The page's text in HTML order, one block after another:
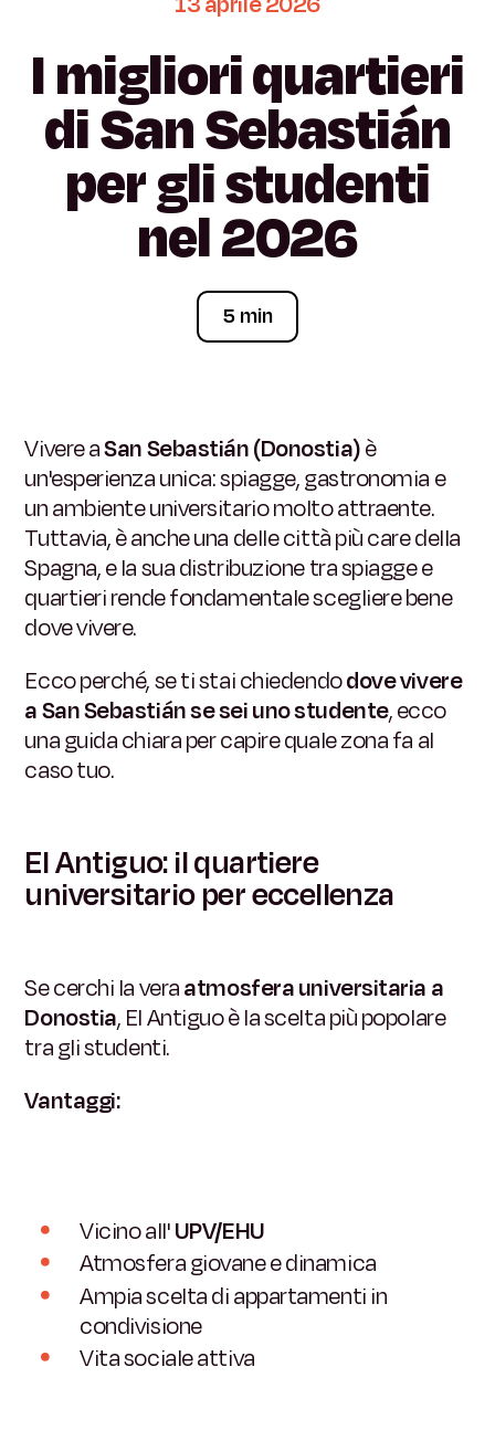
Imiglioriquartieri
diSanSebastián
perglistudenti
nel2026
5 min
Vivere aSan Sebastián (Donostia)è
un'esperienza unica: spiagge, gastronomia e
un ambiente universitario molto attraente.
Tuttavia, è anche una delle città più care della
Spagna, e la sua distribuzione tra spiagge e
quartieri rende fondamentale scegliere bene
dove vivere.
Ecco perché, se ti stai chiedendodove vivere
a San Sebastián se sei uno studente, ecco
una guida chiara per capire quale zona fa al
caso tuo.
El Antiguo: il quartiere
universitario per eccellenza
Se cerchi la veraatmosfera universitaria a
Donostia, El Antiguo è la scelta più popolare
tra gli studenti.
Vantaggi:
Vicino all'UPV/EHU
Atmosfera giovane e dinamica
Ampia scelta di appartamenti in
condivisione
Vita sociale attiva